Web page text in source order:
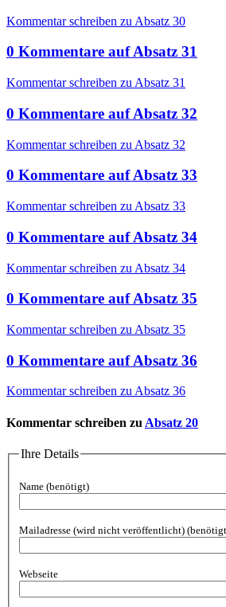
Kommentar schreiben zu Absatz 30
0 Kommentare aufAbsatz 31
Kommentar schreiben zu Absatz 31
0 Kommentare aufAbsatz 32
Kommentar schreiben zu Absatz 32
0 Kommentare aufAbsatz 33
Kommentar schreiben zu Absatz 33
0 Kommentare aufAbsatz 34
Kommentar schreiben zu Absatz 34
0 Kommentare aufAbsatz 35
Kommentar schreiben zu Absatz 35
0 Kommentare aufAbsatz 36
Kommentar schreiben zu Absatz 36
Kommentar schreiben zu Absatz 20
Ihre Details
Name (benötigt)
Mailadresse (wird nicht veröffentlicht)
Webseite